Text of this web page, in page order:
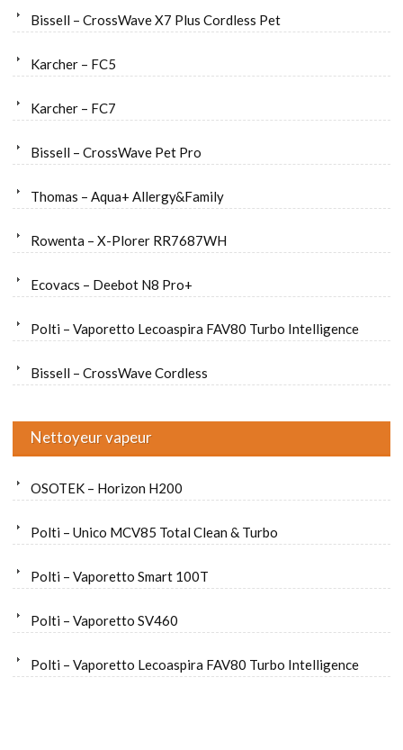
Bissell – CrossWave X7 Plus Cordless Pet
Karcher – FC5
Karcher – FC7
Bissell – CrossWave Pet Pro
Thomas – Aqua+ Allergy&Family
Rowenta – X-Plorer RR7687WH
Ecovacs – Deebot N8 Pro+
Polti – Vaporetto Lecoaspira FAV80 Turbo Intelligence
Bissell – CrossWave Cordless
Nettoyeur vapeur
OSOTEK – Horizon H200
Polti – Unico MCV85 Total Clean & Turbo
Polti – Vaporetto Smart 100T
Polti – Vaporetto SV460
Polti – Vaporetto Lecoaspira FAV80 Turbo Intelligence